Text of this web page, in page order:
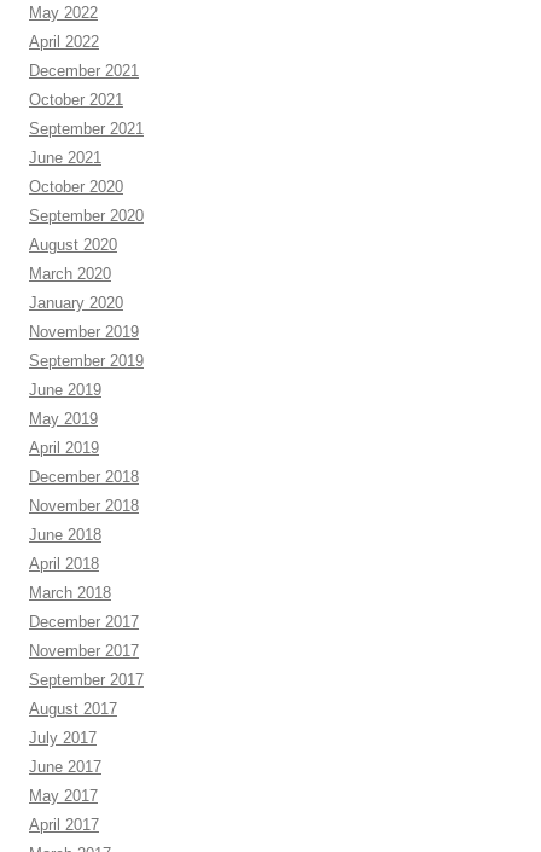
May 2022
April 2022
December 2021
October 2021
September 2021
June 2021
October 2020
September 2020
August 2020
March 2020
January 2020
November 2019
September 2019
June 2019
May 2019
April 2019
December 2018
November 2018
June 2018
April 2018
March 2018
December 2017
November 2017
September 2017
August 2017
July 2017
June 2017
May 2017
April 2017